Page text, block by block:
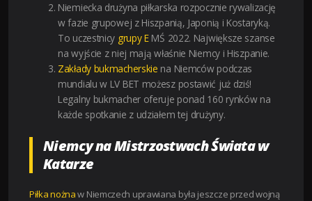
Niemiecka drużyna piłkarska rozpocznie rywalizację
w fazie grupowej z Hiszpanią, Japonią i Kostaryką.
To uczestnicy grupy EMŚ 2022. Największe szanse
na wyjście z niej mają właśnie Niemcy i Hiszpanie.
Zakłady bukmacherskie na Niemców podczas
mundialu w LV BET możesz postawić już dziś!
Legalny bukmacher oferuje ponad 160 rynków na
każde spotkanie z udziałem tej drużyny.
Niemcy na Mistrzostwach Świata w
Katarze
Piłka nożnaw Niemczech uprawiana była jeszcze przed wojną